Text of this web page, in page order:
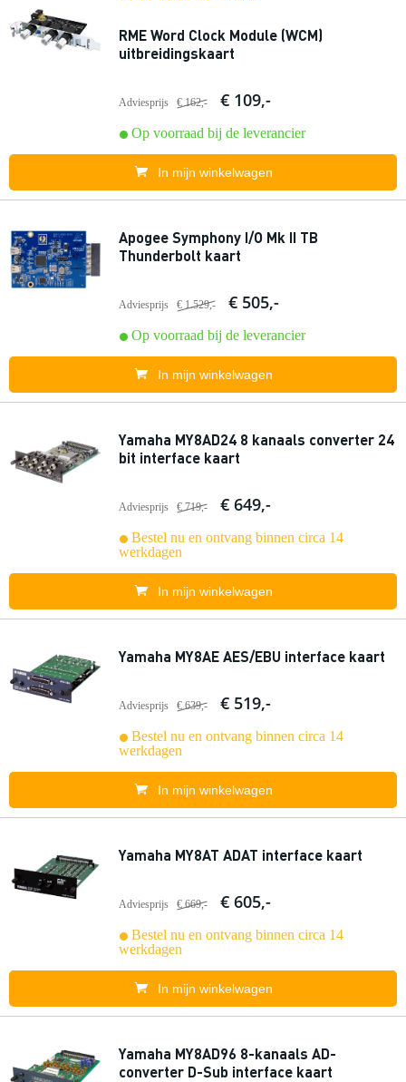
RME Word Clock Module (WCM)
uitbreidingskaart
Adviesprijs € 162,- € 109,-
Op voorraad bij de leverancier
In mijn winkelwagen
Apogee Symphony I/O Mk II TB
Thunderbolt kaart
Adviesprijs € 1.529,- € 505,-
Op voorraad bij de leverancier
In mijn winkelwagen
Yamaha MY8AD24 8 kanaals converter 24
bit interface kaart
Adviesprijs € 719,- € 649,-
Bestel nu en ontvang binnen circa 14
werkdagen
In mijn winkelwagen
Yamaha MY8AE AES/EBU interface kaart
Adviesprijs € 639,- € 519,-
Bestel nu en ontvang binnen circa 14
werkdagen
In mijn winkelwagen
Yamaha MY8AT ADAT interface kaart
Adviesprijs € 669,- € 605,-
Bestel nu en ontvang binnen circa 14
werkdagen
In mijn winkelwagen
Yamaha MY8AD96 8-kanaals AD-
converter D-Sub interface kaart